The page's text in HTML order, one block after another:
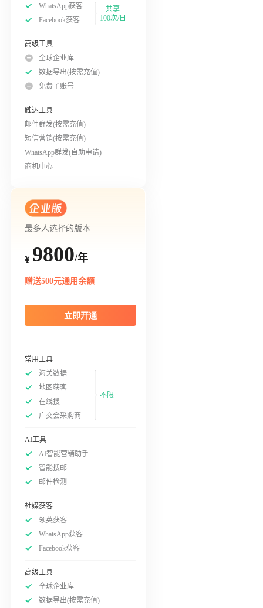
WhatsApp获客
Facebook获客
共享
100次/日
高级工具
全球企业库
数据导出(按需充值)
免费子账号
触达工具
邮件群发(按需充值)
短信营销(按需充值)
WhatsApp群发(自助申请)
商机中心
最多人选择的版本
¥ 9800/年
赠送500元通用余额
立即开通
常用工具
海关数据
地图获客
在线搜
广交会采购商
不限
AI工具
AI智能营销助手
智能搜邮
邮件检测
社媒获客
领英获客
WhatsApp获客
Facebook获客
高级工具
全球企业库
数据导出(按需充值)